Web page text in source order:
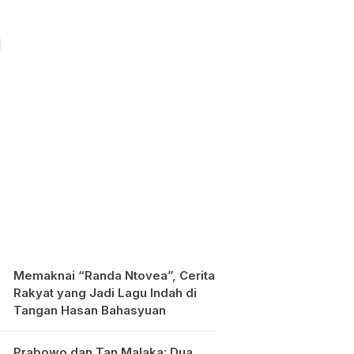
Memaknai “Randa Ntovea”, Cerita
Rakyat yang Jadi Lagu Indah di
Tangan Hasan Bahasyuan